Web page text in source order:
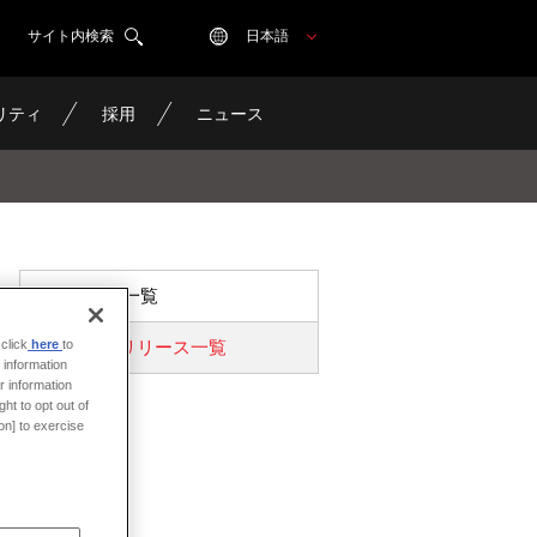
サイト内検索 日本語
ティ 採用 ニュース
ニュース一覧
プレスリリース一覧
here to
information
to opt out of
to exercise